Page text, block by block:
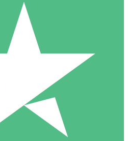
10 Download
20